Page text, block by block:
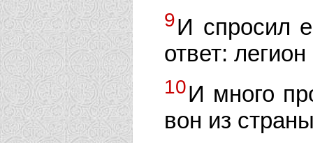
9И спросил
ответ:
10И много
вон из